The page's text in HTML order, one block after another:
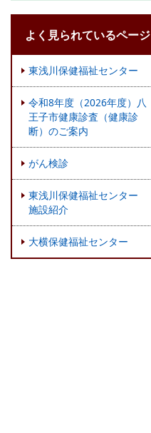
よく見られているページ
東浅川保健福祉センター
令和8年度（2026年度）八
王子市健康診査（健康診
断）のご案内
がん検診
東浅川保健福祉センター
施設紹介
大横保健福祉センター